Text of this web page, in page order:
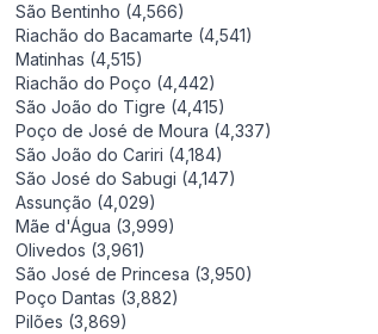
São Bentinho (4,566)
Riachão do Bacamarte (4,541)
Matinhas (4,515)
Riachão do Poço (4,442)
São João do Tigre (4,415)
Poço de José de Moura (4,337)
São João do Cariri (4,184)
São José do Sabugi (4,147)
Assunção (4,029)
Mãe d'Água (3,999)
Olivedos (3,961)
São José de Princesa (3,950)
Poço Dantas (3,882)
Pilões (3,869)